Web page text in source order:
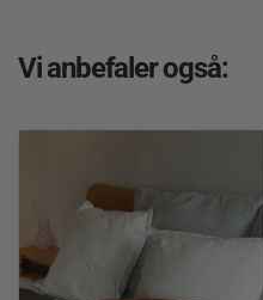
Vi anbefaler også: